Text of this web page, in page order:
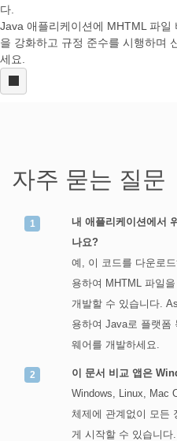
다.
Java 애플리케이션에 MHTML 파일
을 강화하고 규정 준수를 시행하며
세요.
자주 묻는 질문
내 애플리케이션에서
나요?
예, 이 코드를 다운로
용하여 MHTML 파일
개발할 수 있습니다.
용하여 Java로 플랫폼
웨어를 개발하세요.
이 문서 비교 앱은
Windows, Linux, Mac
체제에 관계없이 모든
게 시작할 수 있습니